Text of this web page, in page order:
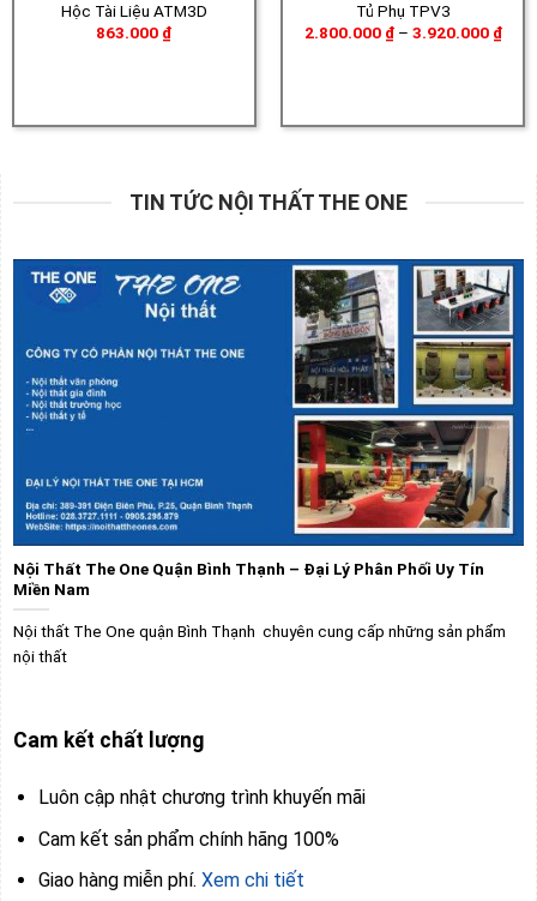
Hộc Tài Liệu ATM3D
863.000 ₫
Tủ Phụ TPV3
2.800.000 ₫ – 3.920.000 ₫
giá:
TIN TỨC NỘI THẤT THE ONE
Nội Thất The One Quận Bình Thạnh – Đại Lý Phân Phối Uy Tín
Miền Nam
Nội thất The One quận Bình Thạnh chuyên cung cấp những sản phẩm
nội thất
Cam kết chất lượng
Luôn cập nhật chương trình khuyến mãi
Cam kết sản phẩm chính hãng 100%
Giao hàng miễn phí. Xem chi tiết